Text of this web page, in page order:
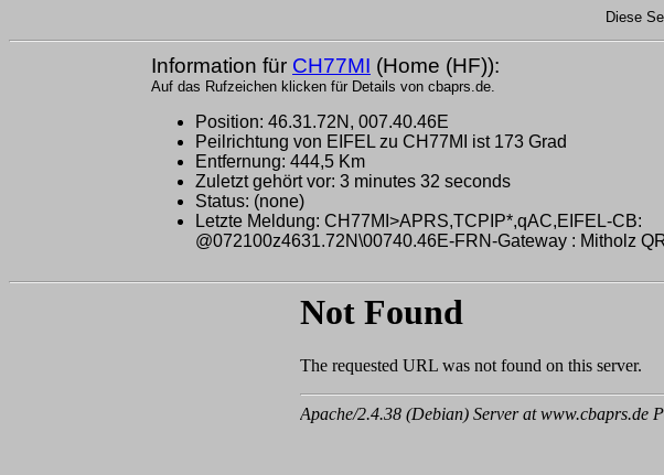
Diese
Information für CH77MI (Home (HF)):
Auf das Rufzeichen klicken für Details von cbaprs.de.
Position: 46.31.72N, 007.40.46E
Peilrichtung von EIFEL zu CH77MI ist 173 Grad
Entfernung: 444,5 Km
Zuletzt gehört vor: 3 minutes 32 seconds
Status: (none)
Letzte Meldung: CH77MI>APRS,TCPIP*,qAC,EIFEL-CB:
@072100z4631.72N\00740.46E-FRN-Gateway : Mitholz